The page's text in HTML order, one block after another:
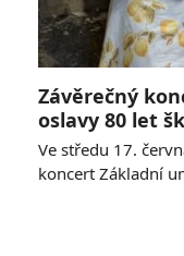
Závěrečný
oslavy 80 let
Ve středu 17.
koncert Základní